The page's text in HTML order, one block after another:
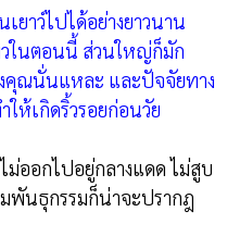
าว์ไปได้อย่างยาวนาน
ในตอนนี้ ส่วนใหญ่ก็มัก
คุณนั่นแหละ และปัจจัยทาง
ห้เกิดริ้วรอยก่อนวัย
ม่ออกไปอยู่กลางแดด ไม่สูบ
พันธุกรรมก็น่าจะปรากฎ